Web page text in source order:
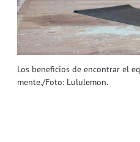
Los beneficios de encontrar el
mente./Foto: Lululemon.